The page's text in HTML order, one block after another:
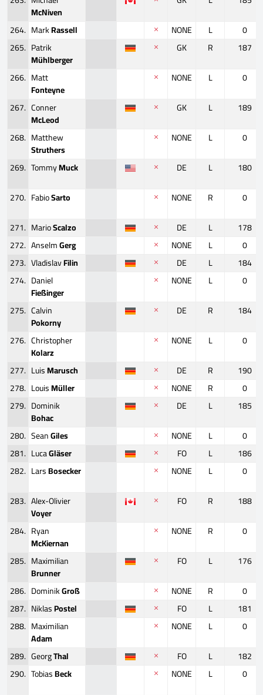
McNiven
264. MarkRassell NONE L
0
265. Patrik
Mühlberger
GK R
187
266. Matt
Fonteyne
NONE L
0
267. Conner
McLeod
GK L
189
268. Matthew
Struthers
NONE L
0
269. TommyMuck DE L
180
270. FabioSarto NONE R
0
271. MarioScalzo DE L
178
272. AnselmGerg NONE L
0
273. VladislavFilin DE L
184
274. Daniel
Fießinger
NONE L
0
275. Calvin
Pokorny
DE R
184
276. Christopher
Kolarz
NONE L
0
277. LuisMarusch DE R
190
278. LouisMüller NONE R
0
279. Dominik
Bohac
DE L
185
280. SeanGiles NONE L
0
281. LucaGläser FO L
186
282. LarsBosecker NONE L
0
283. Alex-Olivier
Voyer
FO R
188
284. Ryan
McKiernan
NONE R
0
285. Maximilian
Brunner
FO L
176
286. DominikGroß NONE R
0
287. NiklasPostel FO L
181
288. Maximilian
Adam
NONE L
0
289. GeorgThal FO L
182
290. TobiasBeck NONE L
0